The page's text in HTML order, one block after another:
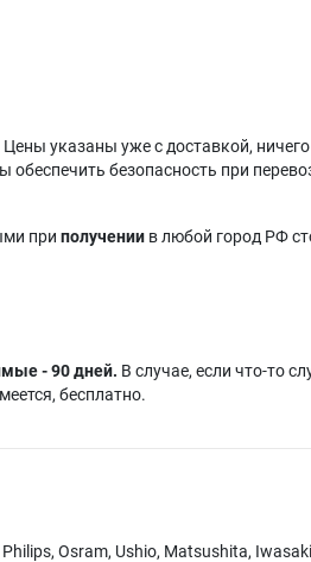
Цены указаны уже с доставкой,
безопасность при
при получении в любой город РФ
- 90 дней. В случае, если что-то
бесплатно.
Osram, Ushio, Matsushita,